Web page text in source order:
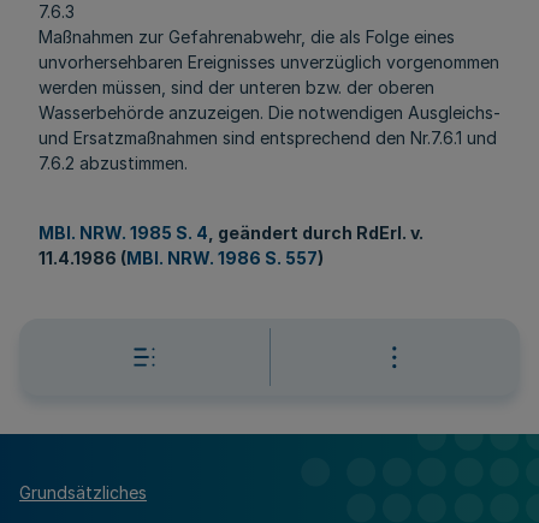
7.6.3
Maßnahmen zur Gefahrenabwehr, die als Folge eines
unvorhersehbaren Ereignisses unverzüglich vorgenommen
werden müssen, sind der unteren bzw. der oberen
Wasserbehörde anzuzeigen. Die notwendigen Ausgleichs-
und Ersatzmaßnahmen sind entsprechend den Nr.7.6.1 und
7.6.2 abzustimmen.
MBl. NRW. 1985 S. 4 , geändert durch RdErl. v.
11.4.1986 (MBl. NRW. 1986 S. 557)
Grundsätzliches